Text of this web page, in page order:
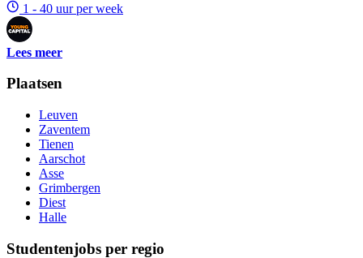
1 - 40 uur per week
Lees meer
Plaatsen
Leuven
Zaventem
Tienen
Aarschot
Asse
Grimbergen
Diest
Halle
Studentenjobs per regio